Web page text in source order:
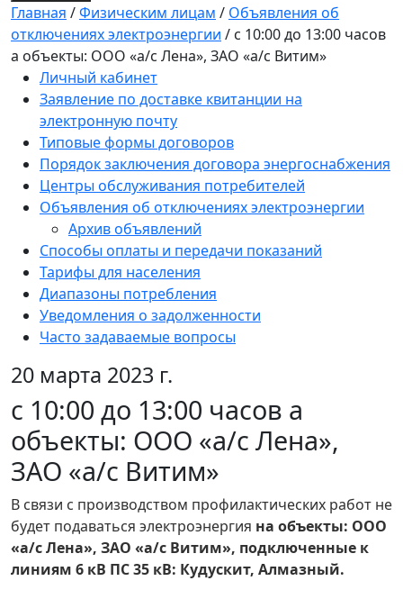
Главная /Физическим лицам / Объявления об
отключениях электроэнергии / с 10:00 до 13:00 часов
а объекты: ООО «а/с Лена», ЗАО «а/с Витим»
Личный кабинет
Заявление по доставке квитанции на
электронную почту
Типовые формы договоров
Порядок заключения договора энергоснабжения
Центры обслуживания потребителей
Объявления об отключениях электроэнергии
Архив объявлений
Способы оплаты и передачи показаний
Тарифы для населения
Диапазоны потребления
Уведомления о задолженности
Часто задаваемые вопросы
20 марта 2023 г.
с 10:00 до 13:00 часов а
объекты: ООО «а/с Лена»,
ЗАО «а/с Витим»
В связи с производством профилактических работ не
будет подаваться электроэнергия на объекты: ООО
«а/с Лена», ЗАО «а/с Витим», подключенные к
линиям 6 кВ ПС 35 кВ: Кудускит, Алмазный.